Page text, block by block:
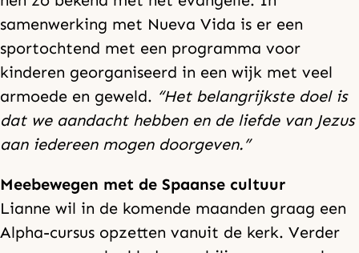
samenwerking met Nueva Vida is er een
sportochtend met een programma voor
kinderen georganiseerd in een wijk met veel
armoede en geweld. “Het belangrijkste doel is
dat we aandacht hebben en de liefde van Jezus
aan iedereen mogen doorgeven.”
Meebewegen met de Spaanse cultuur
Lianne wil in de komende maanden graag een
Alpha-cursus opzetten vanuit de kerk. Verder